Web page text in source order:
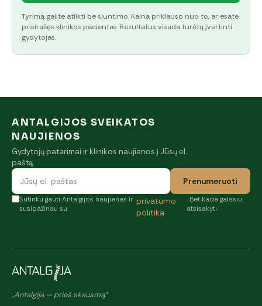
Tyrimą galite atlikti be siuntimo. Kaina priklauso nuo to, ar esate
prisirašęs klinikos pacientas. Rezultatus visada turėtų įvertinti
gydytojas.
ANTALGIJOS SVEIKATOS
NAUJIENOS
Gydytojų patarimai ir klinikos naujienos į Jūsų el.
paštą.
Prenumeruoti
Sutinku gauti Antalgijos naujienas ir
susipažinau su
privatumo
politika
. Bet kada galėsiu
atsisakyti.
„Antalgija — prieš skausmą"